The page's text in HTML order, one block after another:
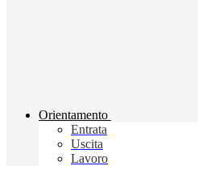
Orientamento
Entrata
Uscita
Lavoro